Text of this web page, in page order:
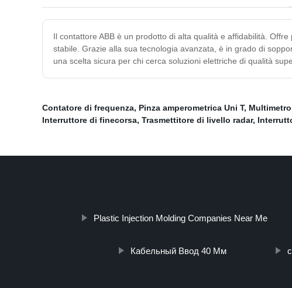
Il contattore ABB è un prodotto di alta qualità e affidabilità.
stabile. Grazie alla sua tecnologia avanzata, è in grado di
una scelta sicura per chi cerca soluzioni elettriche di qualità
Contatore di frequenza, Pinza amperometrica Uni T,
Interruttore di finecorsa, Trasmettitore di livello radar,
Plastic Injection Molding Companies Near Me
Кабельный Ввод 40 Мм